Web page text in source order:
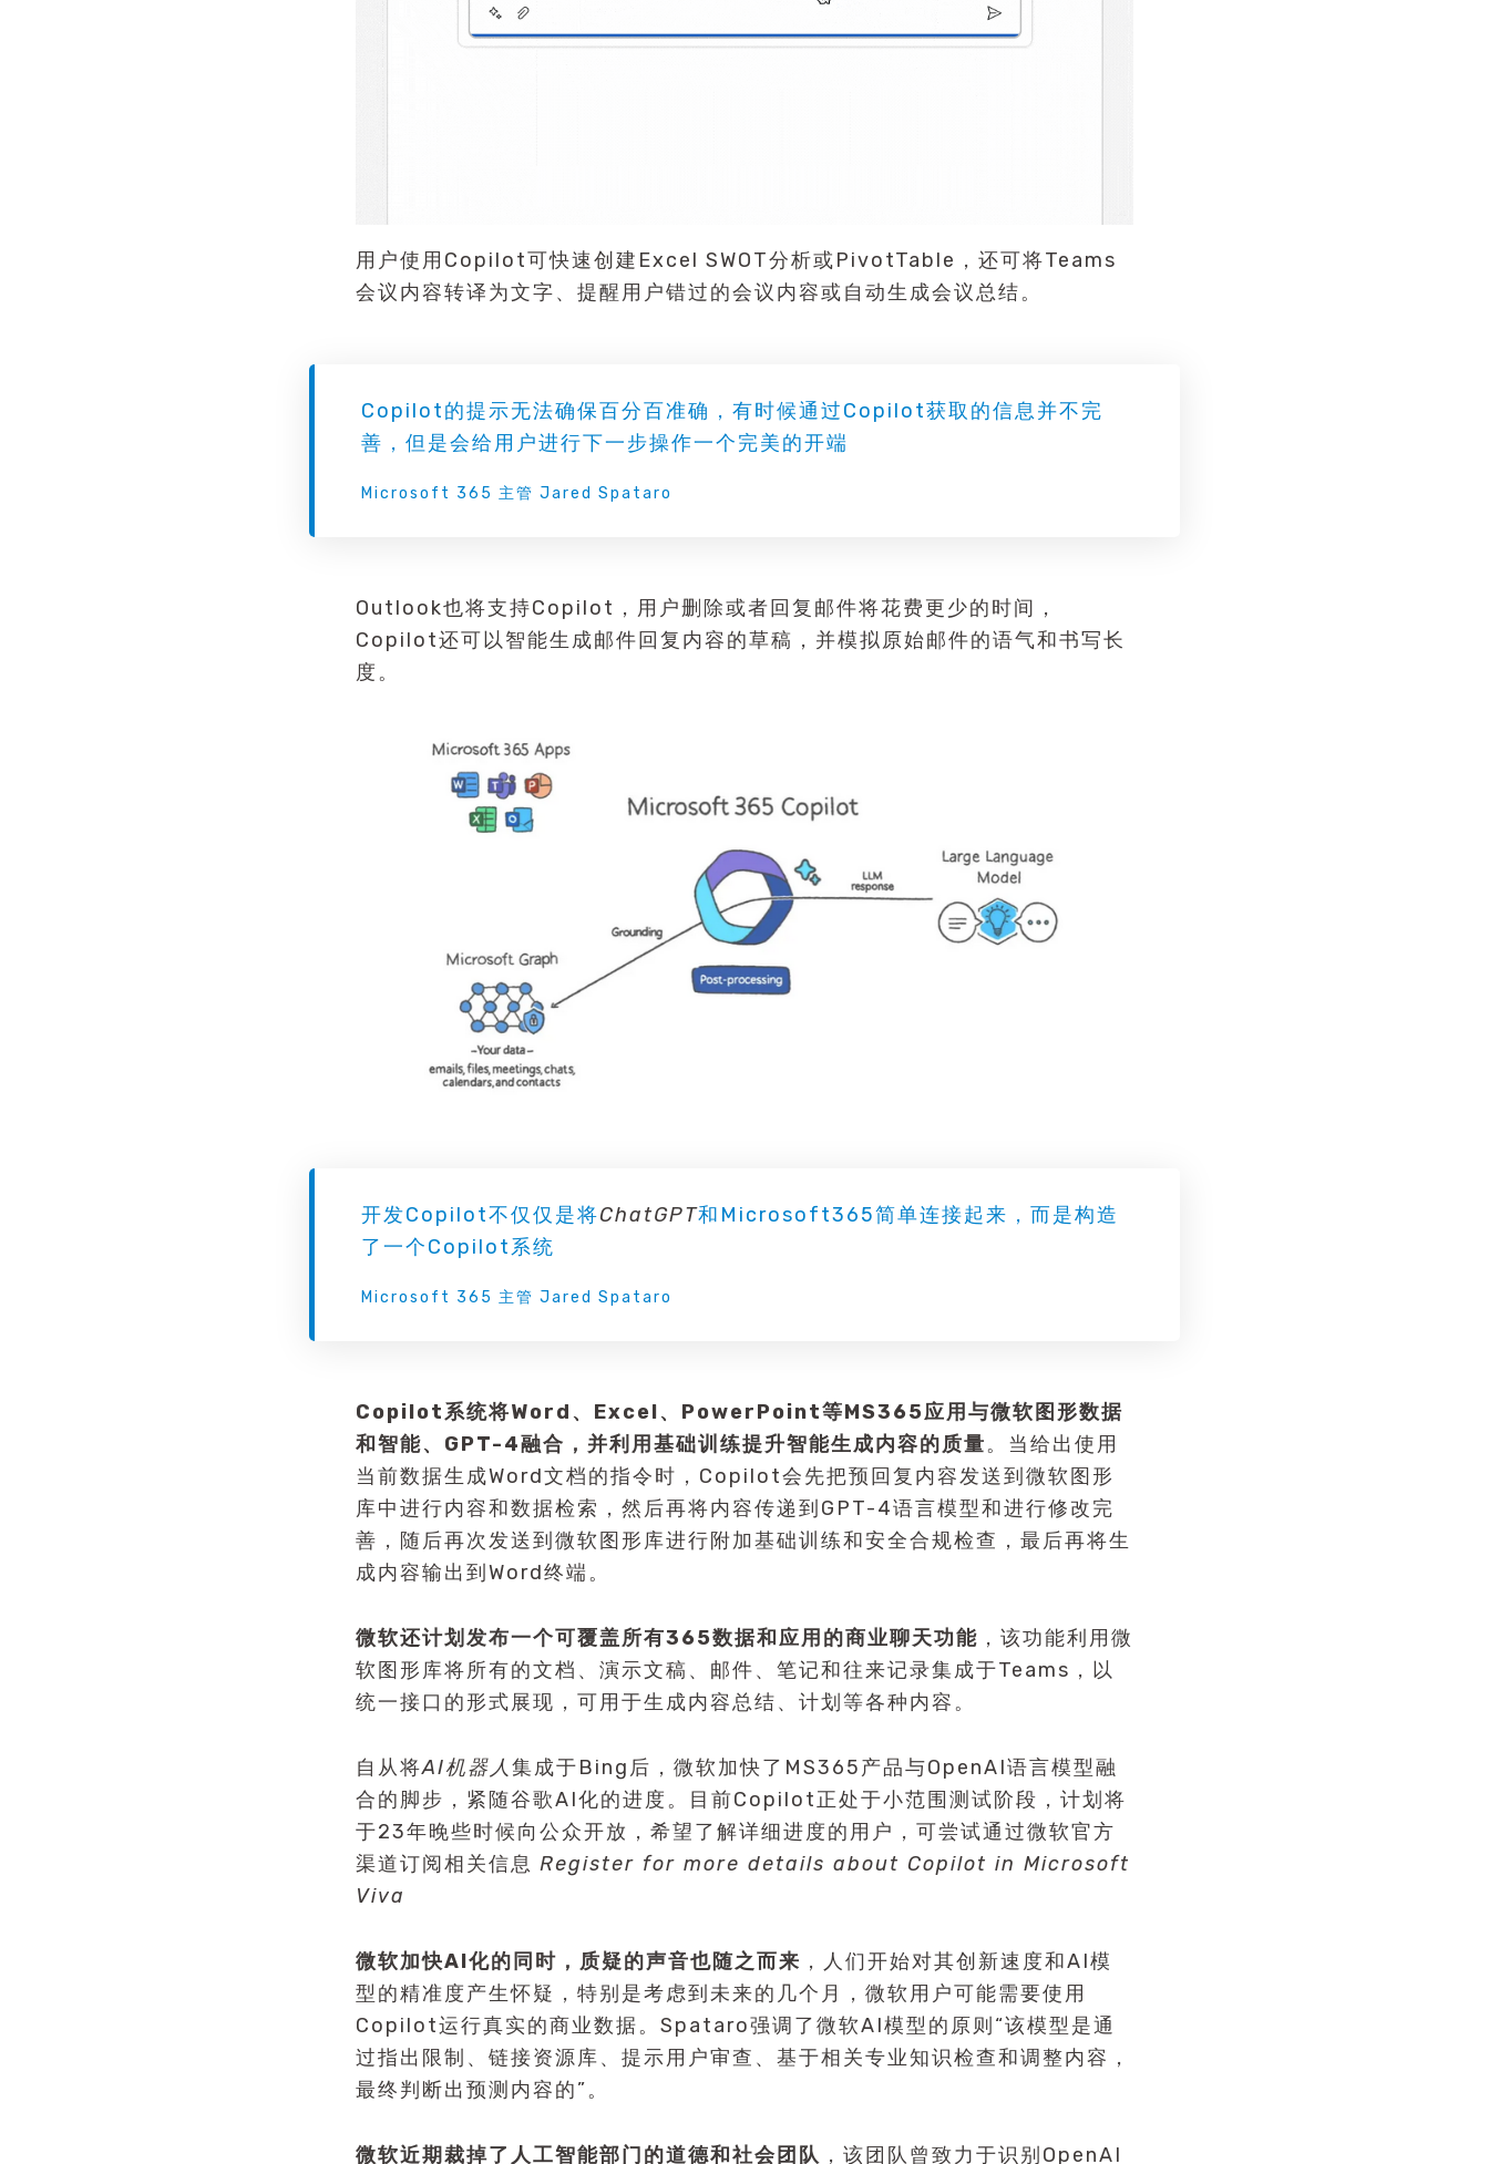
用户使用Copilot可快速创建Excel SWOT分析或PivotTable，还可将Teams
会议内容转译为文字、提醒用户错过的会议内容或自动生成会议总结。
Copilot的提示无法确保百分百准确，有时候通过Copilot获取的信息并不完
善，但是会给用户进行下一步操作一个完美的开端
Microsoft 365 主管 Jared Spataro
Outlook也将支持Copilot，用户删除或者回复邮件将花费更少的时间，
Copilot还可以智能生成邮件回复内容的草稿，并模拟原始邮件的语气和书写长
度。
开发Copilot不仅仅是将ChatGPT和Microsoft365简单连接起来，而是构造
了一个Copilot系统
Microsoft 365 主管 Jared Spataro
Copilot系统将Word、Excel、PowerPoint等MS365应用与微软图形数据
和智能、GPT-4融合，并利用基础训练提升智能生成内容的质量。当给出使用
当前数据生成Word文档的指令时，Copilot会先把预回复内容发送到微软图形
库中进行内容和数据检索，然后再将内容传递到GPT-4语言模型和进行修改完
善，随后再次发送到微软图形库进行附加基础训练和安全合规检查，最后再将生
成内容输出到Word终端。
微软还计划发布一个可覆盖所有365数据和应用的商业聊天功能 ，该功能利用微
软图形库将所有的文档、演示文稿、邮件、笔记和往来记录集成于Teams，以
统一接口的形式展现，可用于生成内容总结、计划等各种内容。
自从将AI机器人 集成于Bing后，微软加快了MS365产品与OpenAI语言模型融
合的脚步，紧随谷歌AI化的进度。目前Copilot正处于小范围测试阶段，计划将
于23年晚些时候向公众开放，希望了解详细进度的用户，可尝试通过微软官方
渠道订阅相关信息 Register for more details about Copilot in Microsoft
Viva
微软加快AI化的同时，质疑的声音也随之而来 ，人们开始对其创新速度和AI模
型的精准度产生怀疑，特别是考虑到未来的几个月，微软用户可能需要使用
Copilot运行真实的商业数据。Spataro强调了微软AI模型的原则“该模型是通
过指出限制、链接资源库、提示用户审查、基于相关专业知识检查和调整内容，
最终判断出预测内容的”。
微软近期裁掉了人工智能部门的道德和社会团队 ，该团队曾致力于识别OpenAI